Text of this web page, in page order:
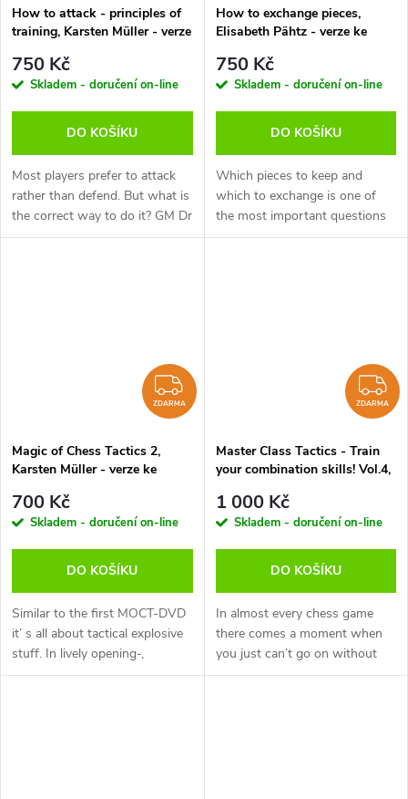
How to attack - principles of
training, Karsten Müller - verze
750 Kč
Skladem - doručení on-line
DO KOŠÍKU
Most players prefer to attack
rather than defend. But what is
the correct way to do it? GM Dr
Karsten Müller has compiled
How to exchange pieces,
Elisabeth Pähtz - verze ke
750 Kč
Skladem - doručení on-line
DO KOŠÍKU
Which pieces to keep and
which to exchange is one of
the most important questions
in chess. This is true in the
ZDARMA
ZDARMA
Magic of Chess Tactics 2,
Karsten Müller - verze ke
700 Kč
Skladem - doručení on-line
DO KOŠÍKU
Similar to the first MOCT-DVD
it’ s all about tactical explosive
stuff. In lively opening-,
middlegame- and endgame
ZDARMA
Master Class Tactics - Train
your combination skills! Vol.4,
(anglicky, německy)
1 000 Kč
Skladem - doručení on-line
DO KOŠÍKU
In almost every chess game
there comes a moment when
you just can’t go on without
tactics. You must strike,